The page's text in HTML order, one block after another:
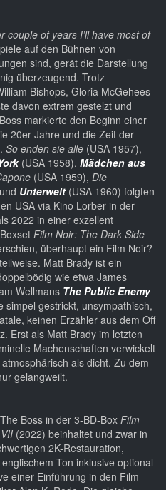
couple of years I’ll have most of
auf den Bühnen von
sind, gerät die Darstellung
überzeugend. Trotz
Bishops, Gloria McGehees
davon extrem gestelzt und
markierte den Beginn einer
20er Jahre und die Zeit der
So enden sie alle (USA 1957),
(USA 1958), Mädchen aus
(USA 1959), Die
Unterwelt (USA 1960) folgten
USA via Kino Lorber in der
2022 in einer exzellent
Film Noir: The Dark Side
überhaupt ein Film Noir?
Matt Brady ist ein
wie etwa James
Wellmans The Public Enemy
simpel gestrickt, unsympathisch,
keinen Erzähler aus dem Off
Erst als Matt Brady im letzten
Machenschaften verwickelt
als dicht. Zu dem
gelangweilt.
Boss in der 3-BD-Box Film
(2022) beinhaltet und zwar in
2K-Restauration,
Ton inklusive optional
einer Einführung in den Film